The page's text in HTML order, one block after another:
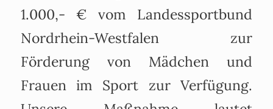
1.000,- € vom Landessportbund
Nordrhein-Westfalen zur
Förderung von Mädchen und
Frauen im Sport zur Verfügung.